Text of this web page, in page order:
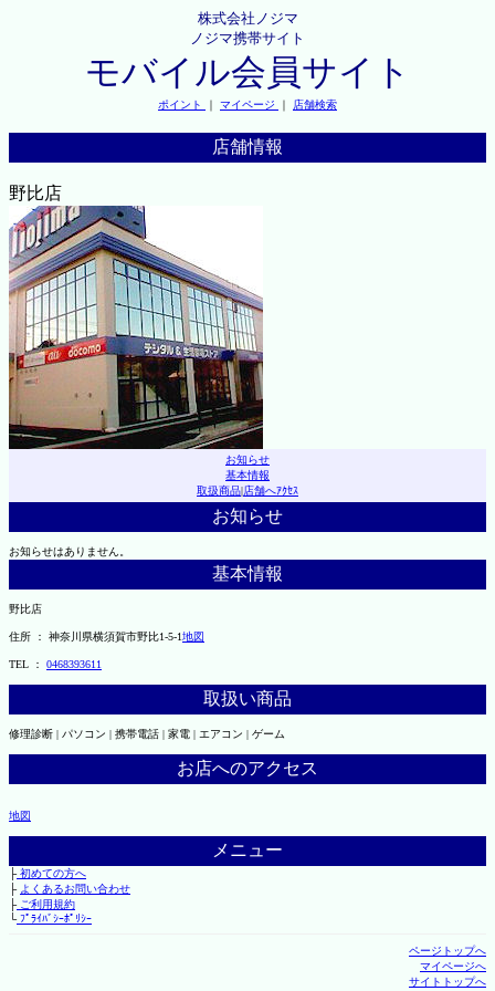
株式会社ノジマ
ノジマ携帯サイト
モバイル会員サイト
ポイント ｜ マイページ ｜ 店舗検索
店舗情報
野比店
お知らせ
基本情報
取扱商品|店舗へｱｸｾｽ
お知らせ
お知らせはありません。
基本情報
野比店
住所 ： 神奈川県横須賀市野比1-5-1地図
TEL ： 0468393611
取扱い商品
修理診断 | パソコン | 携帯電話 | 家電 | エアコン | ゲーム
お店へのアクセス
地図
メニュー
├初めての方へ
├ よくあるお問い合わせ
├ご利用規約
└ﾌﾟﾗｲﾊﾞｼｰﾎﾟﾘｼｰ
ページトップへ
マイページへ
サイトトップへ